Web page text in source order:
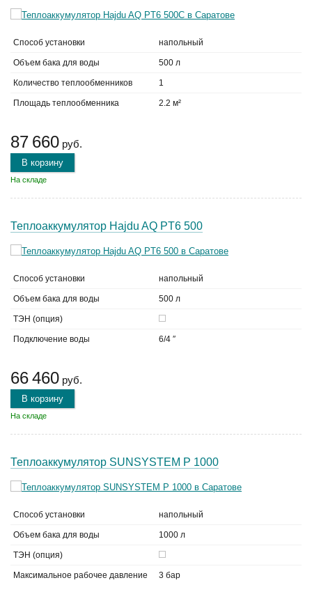
Способ установки напольный
Объем бака для воды 500 л
Количество теплообменников 1
Площадь теплообменника 2.2 м²
87 660 руб.
В корзину
На складе
Теплоаккумулятор Hajdu AQ PT6 500
Способ установки напольный
Объем бака для воды 500 л
ТЭН (опция)
Подключение воды 6/4 ″
66 460 руб.
В корзину
На складе
Теплоаккумулятор SUNSYSTEM P 1000
Способ установки напольный
Объем бака для воды 1000 л
ТЭН (опция)
Максимальное рабочее давление 3 бар